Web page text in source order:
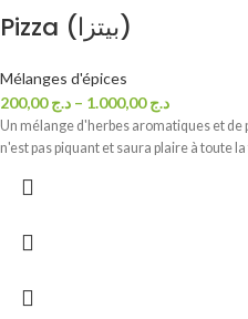
Pizza (بيتزا)
Mélanges d'épices
د.ج200,00 – د.ج1.000,00
Un mélange d'herbes aromatiques et de
n'est pas piquant et saura plaire à toute